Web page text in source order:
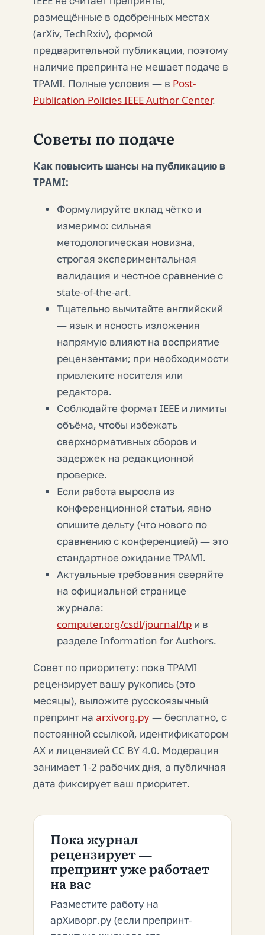
размещённые в одобренных местах
(arXiv, TechRxiv), формой
предварительной публикации, поэтому
наличие препринта не мешает подаче в
TPAMI. Полные условия — в Post-
Publication Policies IEEE Author Center.
Советы по подаче
Как повысить шансы на публикацию в
TPAMI:
Формулируйте вклад чётко и
измеримо: сильная
методологическая новизна,
строгая экспериментальная
валидация и честное сравнение с
state-of-the-art.
Тщательно вычитайте английский
— язык и ясность изложения
напрямую влияют на восприятие
рецензентами; при необходимости
привлеките носителя или
редактора.
Соблюдайте формат IEEE и лимиты
объёма, чтобы избежать
сверхнормативных сборов и
задержек на редакционной
проверке.
Если работа выросла из
конференционной статьи, явно
опишите дельту (что нового по
сравнению с конференцией) — это
стандартное ожидание TPAMI.
Актуальные требования сверяйте
на официальной странице
журнала:
computer.org/csdl/journal/tp и в
разделе Information for Authors.
Совет по приоритету: пока TPAMI
рецензирует вашу рукопись (это
месяцы), выложите русскоязычный
препринт на arxivorg.ру — бесплатно, с
постоянной ссылкой, идентификатором
AX и лицензией CC BY 4.0. Модерация
занимает 1-2 рабочих дня, а публичная
дата фиксирует ваш приоритет.
Пока журнал
рецензирует —
препринт уже работает
на вас
Разместите работу на
арХиворг.ру (если препринт-